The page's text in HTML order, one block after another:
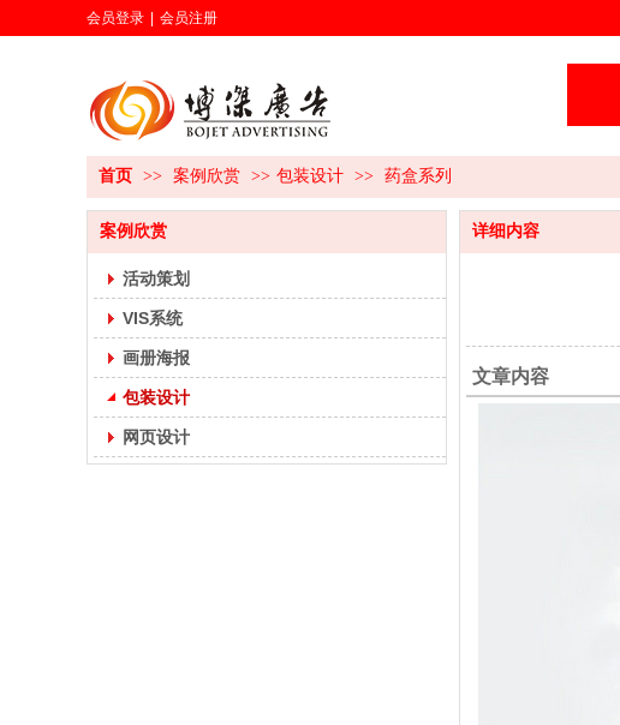
会员登录 会员注册
首页 >> 案例欣赏 >> 包装设计 >> 药盒系列
案例欣赏
活动策划
VIS系统
画册海报
包装设计
网页设计
详细内容
文章内容